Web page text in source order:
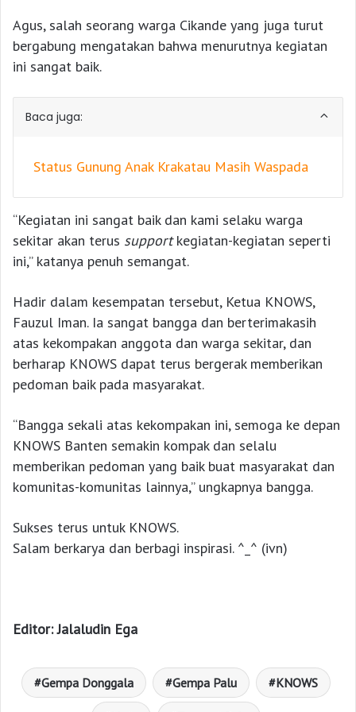
Agus, salah seorang warga Cikande yang juga turut
bergabung mengatakan bahwa menurutnya kegiatan
ini sangat baik.
Baca juga:
Status Gunung Anak Krakatau Masih Waspada
“Kegiatan ini sangat baik dan kami selaku warga
sekitar akan terus supportkegiatan-kegiatan seperti
ini,” katanya penuh semangat.
Hadir dalam kesempatan tersebut, Ketua KNOWS,
Fauzul Iman. Ia sangat bangga dan berterimakasih
atas kekompakan anggota dan warga sekitar, dan
berharap KNOWS dapat terus bergerak memberikan
pedoman baik pada masyarakat.
“Bangga sekali atas kekompakan ini, semoga ke depan
KNOWS Banten semakin kompak dan selalu
memberikan pedoman yang baik buat masyarakat dan
komunitas-komunitas lainnya,” ungkapnya bangga.
Sukses terus untuk KNOWS.
Salam berkarya dan berbagi inspirasi. ^_^ (ivn)
Editor: Jalaludin Ega
Gempa Donggala Gempa Palu KNOWS